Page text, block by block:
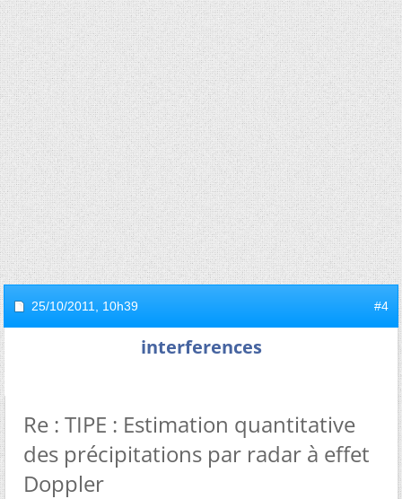
25/10/2011, 10h39 #4
interferences
Re : TIPE : Estimation quantitative
des précipitations par radar à effet
Doppler